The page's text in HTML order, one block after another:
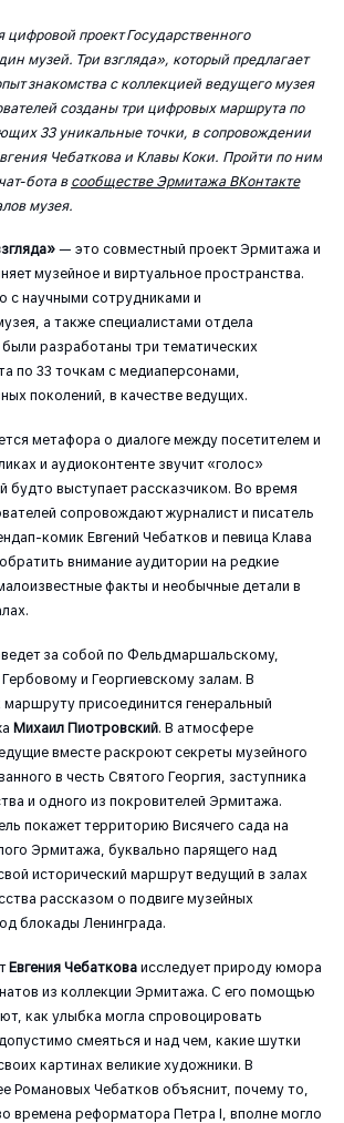
цифровой проект Государственного
музей. Три взгляда», который предлагает
знакомства с коллекцией ведущего музея
созданы три цифровых маршрута по
33 уникальные точки, в сопровождении
Чебаткова и Клавы Коки. Пройти по ним
бота в сообществе Эрмитажа ВКонтакте
музея.
— это совместный проект Эрмитажа и
музейное и виртуальное пространства.
с научными сотрудниками и
а также специалистами отдела
разработаны три тематических
по 33 точкам с медиаперсонами,
поколений, в качестве ведущих.
метафора о диалоге между посетителем и
и аудиоконтенте звучит «голос»
будто выступает рассказчиком. Во время
сопровождают журналист и писатель
комик Евгений Чебатков и певица Клава
внимание аудитории на редкие
факты и необычные детали в
за собой по Фельдмаршальскому,
и Георгиевскому залам. В
маршруту присоединится генеральный
Михаил Пиотровский. В атмосфере
вместе раскроют секреты музейного
в честь Святого Георгия, заступника
и одного из покровителей Эрмитажа.
покажет территорию Висячего сада на
Эрмитажа, буквально парящего над
исторический маршрут ведущий в залах
рассказом о подвиге музейных
блокады Ленинграда.
Евгения Чебаткова исследует природу юмора
из коллекции Эрмитажа. С его помощью
как улыбка могла спровоцировать
смеяться и над чем, какие шутки
картинах великие художники. В
Романовых Чебатков объяснит, почему то,
времена реформатора Петра I, вполне могло